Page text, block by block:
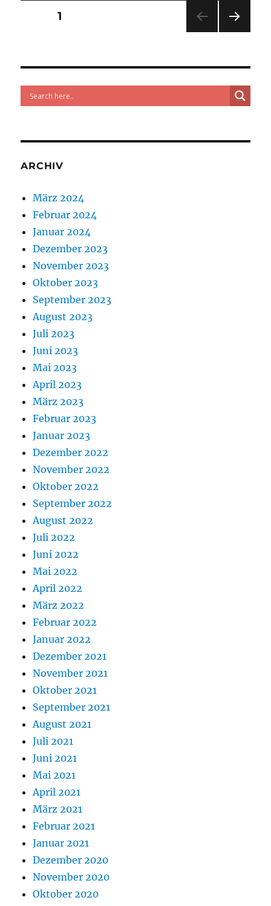
Seitennummerierung
Beiträge
SEITE1
E
ARCHIV
März 2024
Februar 2024
Januar 2024
Dezember 2023
November 2023
Oktober 2023
September 2023
August 2023
Juli 2023
Juni 2023
Mai 2023
April 2023
März 2023
Februar 2023
Januar 2023
Dezember 2022
November 2022
Oktober 2022
September 2022
August 2022
Juli 2022
Juni 2022
Mai 2022
April 2022
März 2022
Februar 2022
Januar 2022
Dezember 2021
November 2021
Oktober 2021
September 2021
August 2021
Juli 2021
Juni 2021
Mai 2021
April 2021
März 2021
Februar 2021
Januar 2021
Dezember 2020
November 2020
Oktober 2020